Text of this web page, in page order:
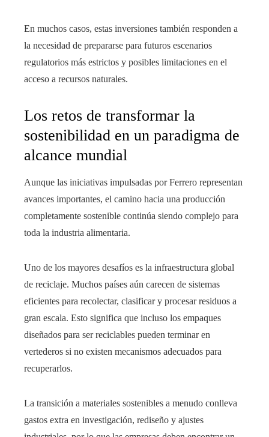
En muchos casos, estas inversiones también responden a
la necesidad de prepararse para futuros escenarios
regulatorios más estrictos y posibles limitaciones en el
acceso a recursos naturales.
Los retos de transformar la
sostenibilidad en un paradigma de
alcance mundial
Aunque las iniciativas impulsadas por Ferrero representan
avances importantes, el camino hacia una producción
completamente sostenible continúa siendo complejo para
toda la industria alimentaria.
Uno de los mayores desafíos es la infraestructura global
de reciclaje. Muchos países aún carecen de sistemas
eficientes para recolectar, clasificar y procesar residuos a
gran escala. Esto significa que incluso los empaques
diseñados para ser reciclables pueden terminar en
vertederos si no existen mecanismos adecuados para
recuperarlos.
La transición a materiales sostenibles a menudo conlleva
gastos extra en investigación, rediseño y ajustes